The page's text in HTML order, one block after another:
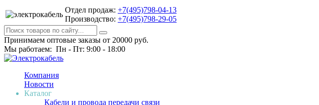
Отдел продаж: +7(495)798-04-13
Производство: +7(495)798-29-05
Принимаем оптовые заказы от 20000 руб.
Мы работаем: Пн - Пт: 9:00 - 18:00
Компания
Новости
Каталог
Кабели и провода передачи связи